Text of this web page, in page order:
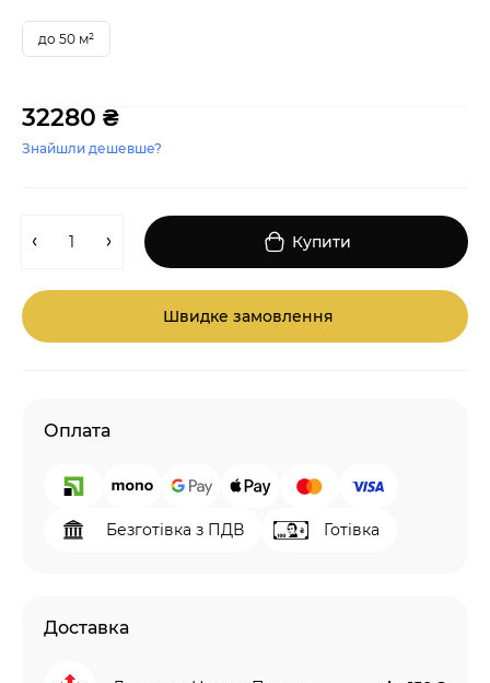
до 50 м²
32280 ₴
Знайшли дешевше?
Купити
Швидке замовлення
Оплата
Безготівка з ПДВ Готівка
Доставка